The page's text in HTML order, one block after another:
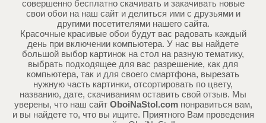
совершенно бесплатно скачивать и закачивать новые
свои обои на наш сайт и делиться ими с друзьями и
другими посетителями нашего сайта.
Красочные красивые обои будут вас радовать каждый
день при включении компьютера. У нас вы найдете
большой выбор картинок на стол на разную тематику,
выбрать подходящее для вас разрешение, как для
компьютера, так и для своего смартфона, вырезать
нужную часть картинки, отсортировать по цвету,
названию, дате, скачиваниям оставить свой отзыв. Мы
уверены, что наш сайт OboiNaStol.comпонравиться вам,
и вы найдете то, что вы ищите. Приятного Вам проведения